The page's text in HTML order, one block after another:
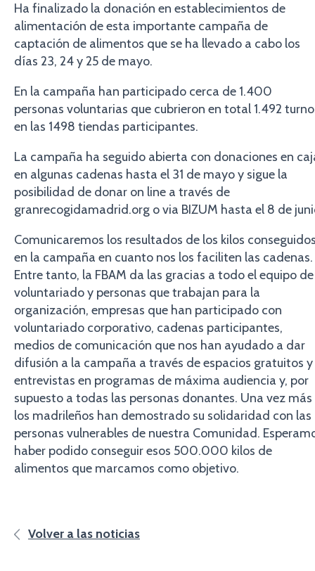
Ha finalizado la donación en establecimientos de
alimentación de esta importante campaña de
captación de alimentos que se ha llevado a cabo los
días 23, 24 y 25 de mayo.
En la campaña han participado cerca de 1.400
personas voluntarias que cubrieron en total 1.492
en las 1498 tiendas participantes.
La campaña ha seguido abierta con donaciones en
en algunas cadenas hasta el 31 de mayo y sigue la
posibilidad de donar on line a través de
granrecogidamadrid.org o via BIZUM hasta el 8 de
Comunicaremos los resultados de los kilos
en la campaña en cuanto nos los faciliten las cadenas.
Entre tanto, la FBAM da las gracias a todo el equipo de
voluntariado y personas que trabajan para la
organización, empresas que han participado con
voluntariado corporativo, cadenas participantes,
medios de comunicación que nos han ayudado a dar
difusión a la campaña a través de espacios gratuitos y
entrevistas en programas de máxima audiencia y, por
supuesto a todas las personas donantes. Una vez más
los madrileños han demostrado su solidaridad con las
personas vulnerables de nuestra Comunidad.
haber podido conseguir esos 500.000 kilos de
alimentos que marcamos como objetivo.
Volver a las noticias